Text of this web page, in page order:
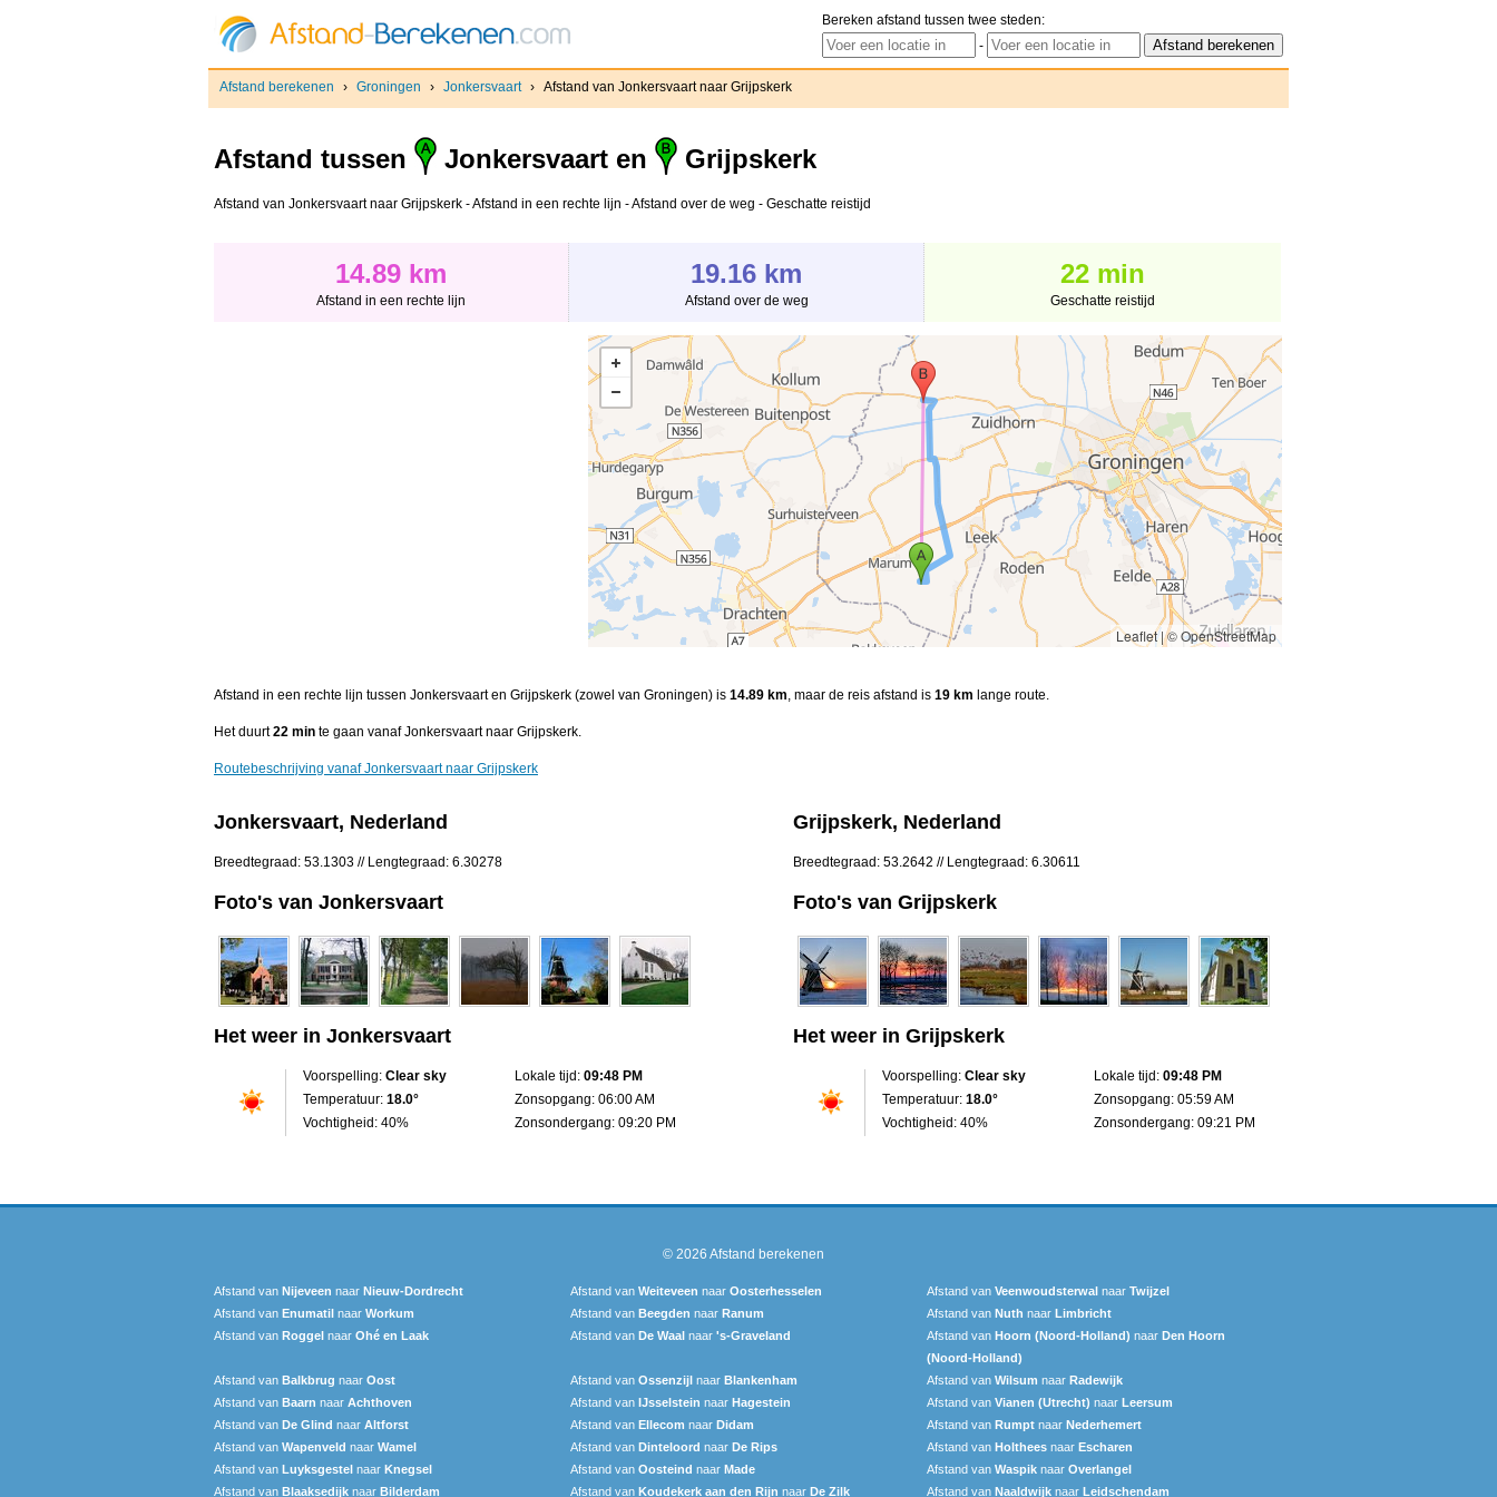
Bereken afstand tussen twee steden:
-
Afstand berekenen › Groningen › Jonkersvaart › Afstand van Jonkersvaart naar Grijpskerk
Afstand tussen Jonkersvaart en Grijpskerk
Afstand van Jonkersvaart naar Grijpskerk - Afstand in een rechte lijn - Afstand over de weg - Geschatte reistijd
14.89 km
Afstand in een rechte lijn
19.16 km
Afstand over de weg
22 min
Geschatte reistijd
Leaflet|© OpenStreetMap
Afstand in een rechte lijn tussen Jonkersvaart en Grijpskerk (zowel van Groningen) is 14.89 km, maar de reis afstand is 19 km lange route.
Het duurt22 min te gaan vanaf Jonkersvaart naar Grijpskerk.
Routebeschrijving vanaf Jonkersvaart naar Grijpskerk
Jonkersvaart, Nederland
Breedtegraad: 53.1303 // Lengtegraad: 6.30278
Foto's van Jonkersvaart
Het weer in Jonkersvaart
Voorspelling: Clear sky
Temperatuur: 18.0°
Vochtigheid: 40%
Lokale tijd: 09:48 PM
Zonsopgang: 06:00 AM
Zonsondergang: 09:20 PM
Grijpskerk, Nederland
Breedtegraad: 53.2642 // Lengtegraad: 6.30611
Foto's van Grijpskerk
Het weer in Grijpskerk
Voorspelling: Clear sky
Temperatuur: 18.0°
Vochtigheid: 40%
Lokale tijd: 09:48 PM
Zonsopgang: 05:59 AM
Zonsondergang: 09:21 PM
© 2026 Afstand berekenen
Afstand van Nijeveen naar Nieuw-Dordrecht Afstand van Weiteveen naar Oosterhesselen Afstand van Veenwoudsterwal naar Twijzel
Afstand van Enumatil naar Workum Afstand van Beegden naar Ranum Afstand van Nuth naar Limbricht
Afstand van Roggel naar Ohé en Laak Afstand van De Waal naar 's-Graveland Afstand van Hoorn (Noord-Holland) naar Den Hoorn
(Noord-Holland)
Afstand van Balkbrug naar Oost Afstand van Ossenzijl naar Blankenham Afstand van Wilsum naar Radewijk
Afstand van Baarn naar Achthoven Afstand van IJsselstein naar Hagestein Afstand van Vianen (Utrecht) naar Leersum
Afstand van De Glind naar Altforst Afstand van Ellecom naar Didam Afstand van Rumpt naar Nederhemert
Afstand van Wapenveld naar Wamel Afstand van Dinteloord naar De Rips Afstand van Holthees naar Escharen
Afstand van Luyksgestel naar Knegsel Afstand van Oosteind naar Made Afstand van Waspik naar Overlangel
Afstand van Blaaksedijk naar Bilderdam Afstand van Koudekerk aan den Rijn naar De Zilk Afstand van Naaldwijk naar Leidschendam